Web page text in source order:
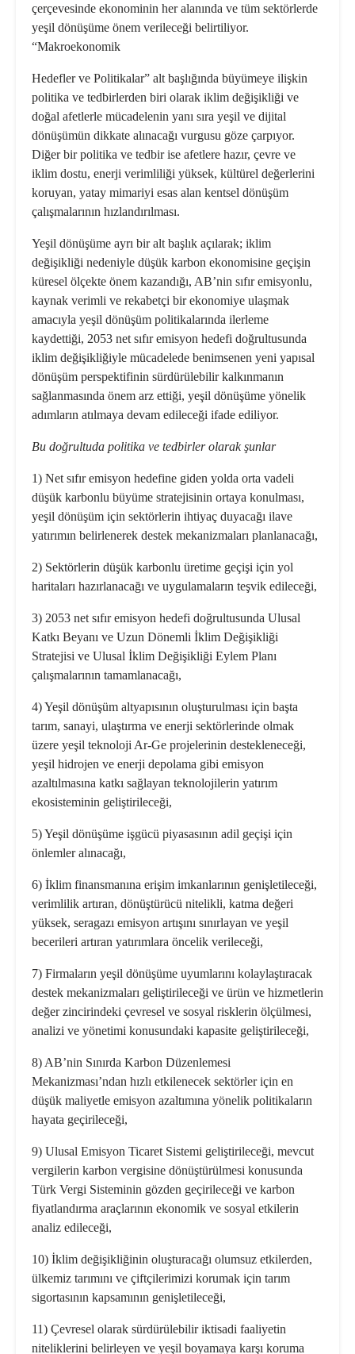
çerçevesinde ekonominin her alanında ve tüm sektörlerde
yeşil dönüşüme önem verileceği belirtiliyor.
“Makroekonomik
Hedefler ve Politikalar” alt başlığında büyümeye ilişkin
politika ve tedbirlerden biri olarak iklim değişikliği ve
doğal afetlerle mücadelenin yanı sıra yeşil ve dijital
dönüşümün dikkate alınacağı vurgusu göze çarpıyor.
Diğer bir politika ve tedbir ise afetlere hazır, çevre ve
iklim dostu, enerji verimliliği yüksek, kültürel değerlerini
koruyan, yatay mimariyi esas alan kentsel dönüşüm
çalışmalarının hızlandırılması.
Yeşil dönüşüme ayrı bir alt başlık açılarak; iklim
değişikliği nedeniyle düşük karbon ekonomisine geçişin
küresel ölçekte önem kazandığı, AB’nin sıfır emisyonlu,
kaynak verimli ve rekabetçi bir ekonomiye ulaşmak
amacıyla yeşil dönüşüm politikalarında ilerleme
kaydettiği, 2053 net sıfır emisyon hedefi doğrultusunda
iklim değişikliğiyle mücadelede benimsenen yeni yapısal
dönüşüm perspektifinin sürdürülebilir kalkınmanın
sağlanmasında önem arz ettiği, yeşil dönüşüme yönelik
adımların atılmaya devam edileceği ifade ediliyor.
Bu doğrultuda politika ve tedbirler olarak şunlar
1) Net sıfır emisyon hedefine giden yolda orta vadeli
düşük karbonlu büyüme stratejisinin ortaya konulması,
yeşil dönüşüm için sektörlerin ihtiyaç duyacağı ilave
yatırımın belirlenerek destek mekanizmaları planlanacağı,
2) Sektörlerin düşük karbonlu üretime geçişi için yol
haritaları hazırlanacağı ve uygulamaların teşvik edileceği,
3) 2053 net sıfır emisyon hedefi doğrultusunda Ulusal
Katkı Beyanı ve Uzun Dönemli İklim Değişikliği
Stratejisi ve Ulusal İklim Değişikliği Eylem Planı
çalışmalarının tamamlanacağı,
4) Yeşil dönüşüm altyapısının oluşturulması için başta
tarım, sanayi, ulaştırma ve enerji sektörlerinde olmak
üzere yeşil teknoloji Ar-Ge projelerinin destekleneceği,
yeşil hidrojen ve enerji depolama gibi emisyon
azaltılmasına katkı sağlayan teknolojilerin yatırım
ekosisteminin geliştirileceği,
5) Yeşil dönüşüme işgücü piyasasının adil geçişi için
önlemler alınacağı,
6) İklim finansmanına erişim imkanlarının genişletileceği,
verimlilik artıran, dönüştürücü nitelikli, katma değeri
yüksek, seragazı emisyon artışını sınırlayan ve yeşil
becerileri artıran yatırımlara öncelik verileceği,
7) Firmaların yeşil dönüşüme uyumlarını kolaylaştıracak
destek mekanizmaları geliştirileceği ve ürün ve hizmetlerin
değer zincirindeki çevresel ve sosyal risklerin ölçülmesi,
analizi ve yönetimi konusundaki kapasite geliştirileceği,
8) AB’nin Sınırda Karbon Düzenlemesi
Mekanizması’ndan hızlı etkilenecek sektörler için en
düşük maliyetle emisyon azaltımına yönelik politikaların
hayata geçirileceği,
9) Ulusal Emisyon Ticaret Sistemi geliştirileceği, mevcut
vergilerin karbon vergisine dönüştürülmesi konusunda
Türk Vergi Sisteminin gözden geçirileceği ve karbon
fiyatlandırma araçlarının ekonomik ve sosyal etkilerin
analiz edileceği,
10) İklim değişikliğinin oluşturacağı olumsuz etkilerden,
ülkemiz tarımını ve çiftçilerimizi korumak için tarım
sigortasının kapsamının genişletileceği,
11) Çevresel olarak sürdürülebilir iktisadi faaliyetin
niteliklerini belirleyen ve yeşil boyamaya karşı koruma